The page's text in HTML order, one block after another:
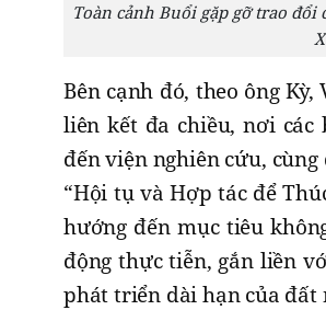
Toàn cảnh Buổi gặp gỡ trao
Bên cạnh đó, theo ông
liên kết đa chiều, nơi các
đến viện nghiên cứu,
“Hội tụ và Hợp tác để
hướng đến mục tiêu
động thực tiễn, gắn liền
phát triển dài hạn của đất